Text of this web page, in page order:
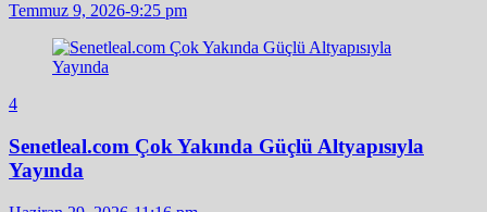
Temmuz 9, 2026-9:25 pm
4
Senetleal.com Çok Yakında Güçlü Altyapısıyla
Yayında